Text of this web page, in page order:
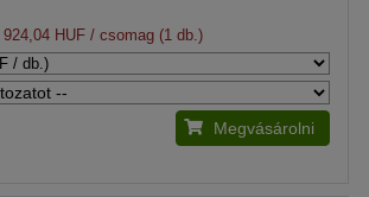
924,04 HUF / csomag (1 db.)
Megvásárolni